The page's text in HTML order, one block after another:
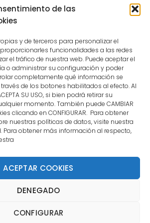
de las
y de terceros para personalizar el
funcionalidades a las redes
el tráfico de nuestra web. Puede aceptar el
o administrar su configuración y poder
completamente qué información se
de los botones habilitados al efecto. Al
SU USO, si bien podrá retirar su
momento. También puede CAMBIAR
clicando en CONFIGURAR. Para obtener
nuestras políticas de datos, visite nuestra
Para obtener más información al respecto,
ACEPTAR COOKIES
DENEGADO
CONFIGURAR
user is not a confirmed
Mejor Tienda de Dardos y Dianas de